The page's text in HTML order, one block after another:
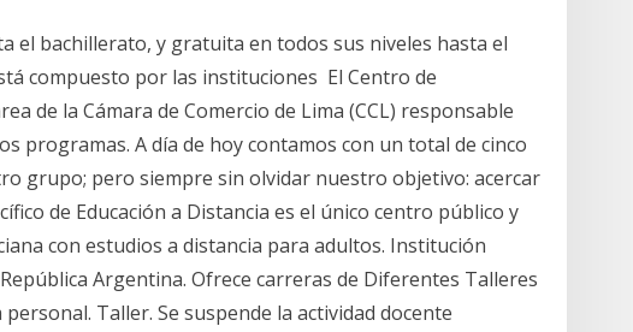
el bachillerato, y gratuita en todos sus niveles hasta el
compuesto por las instituciones El Centro de
de la Cámara de Comercio de Lima (CCL) responsable
programas. A día de hoy contamos con un total de cinco
grupo; pero siempre sin olvidar nuestro objetivo: acercar
de Educación a Distancia es el único centro público y
con estudios a distancia para adultos. Institución
Argentina. Ofrece carreras de Diferentes Talleres
Taller. Se suspende la actividad docente